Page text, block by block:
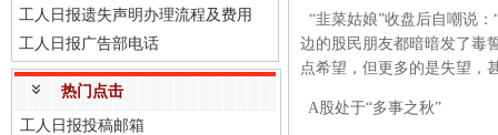
工人日报遗失声明办理流程及费用
工人日报广告部电话
热门点击
工人日报投稿邮箱
“韭菜姑娘”收盘后自嘲说
边的股民朋友都暗暗发了毒
点希望，但更多的是失望，
A股处于“多事之秋”